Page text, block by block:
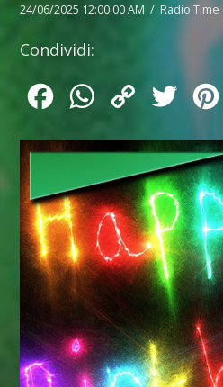
24/06/2025 12:00:00 AM / Radio Time
Condividi:
FacebookWhatsApp
Copy Twitter